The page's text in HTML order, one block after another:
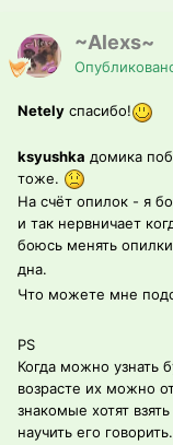
~Alexs~
Netely спасибо!
ksyushka домика
тоже.
На счёт опилок - я
и так нервничает
боюсь менять
дна.
Что можете мне
PS
Когда можно узнать
возрасте их можно
знакомые хотят
научить его говорить.